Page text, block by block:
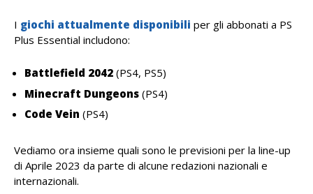
I giochi attualmente disponibili per gli abbonati a PS
Plus Essential includono:
Battlefield 2042 (PS4, PS5)
Minecraft Dungeons (PS4)
Code Vein (PS4)
Vediamo ora insieme quali sono le previsioni per la line-up
di Aprile 2023 da parte di alcune redazioni nazionali e
internazionali.